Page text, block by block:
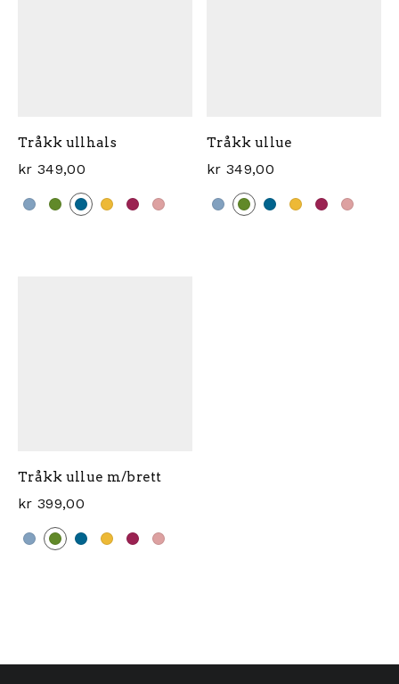
Tråkk ullhals
kr 349,00
Tråkk ullue
kr 349,00
Tråkk ullue m/brett
kr 399,00